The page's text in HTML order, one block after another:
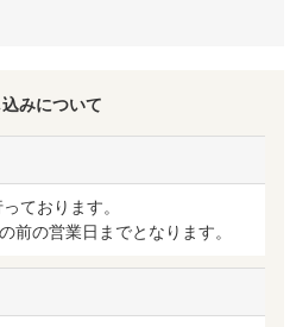
みについて
ております。
前の営業日までとなります。